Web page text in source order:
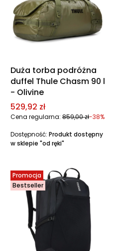
Duża torba podróżna
duffel Thule Chasm 90 l
- Olivine
Cena promocyjna
529,92 zł
Cena regularna: 859,00 zł-38%
Dostępność: Produkt dostępny
w sklepie "od ręki"
Promocja
Bestseller